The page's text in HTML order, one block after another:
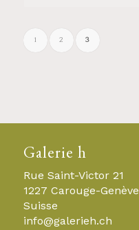
1 2 3
Galerie h
Rue Saint-Victor 21
1227 Carouge-Genève
Suisse
info@galerieh.ch